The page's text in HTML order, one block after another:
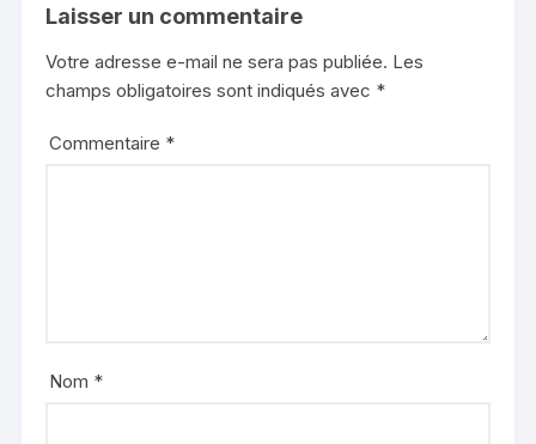
Laisser un commentaire
Votre adresse e-mail ne sera pas publiée. Les
champs obligatoires sont indiqués avec *
Commentaire *
Nom *